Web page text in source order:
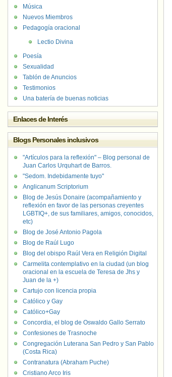
Música
Nuevos Miembros
Pedagogía oracional
Lectio Divina
Poesía
Sexualidad
Tablón de Anuncios
Testimonios
Una batería de buenas noticias
Enlaces de Interés
Blogs Personales inclusivos
"Artículos para la reflexión" – Blog personal de
Juan Carlos Urquhart de Barros.
"Sedom. Indebidamente tuyo"
Anglicanum Scriptorium
Blog de Jesús Donaire (acompañamiento y
reflexión en favor de las personas creyentes
LGBTIQ+, de sus familiares, amigos, conocidos,
etc)
Blog de José Antonio Pagola
Blog de Raúl Lugo
Blog del obispo Raúl Vera en Religión Digital
Carmelita contemplativo en la ciudad (un blog
oracional en la escuela de Teresa de Jhs y
Juan de la +)
Cartujo con licencia propia
Católico y Gay
Católico+Gay
Concordia, el blog de Oswaldo Gallo Serrato
Confesiones de Trasnoche
Congregación Luterana San Pedro y San Pablo
(Costa Rica)
Contranatura (Abraham Puche)
Cristiano Arco Iris